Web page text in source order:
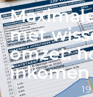
met
omzet:
inkomen